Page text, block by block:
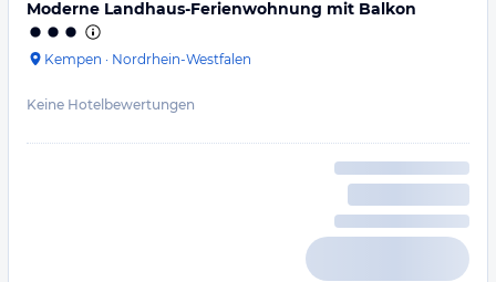
Moderne Landhaus-Ferienwohnung mit Balkon
Kempen · Nordrhein-Westfalen
Keine Hotelbewertungen